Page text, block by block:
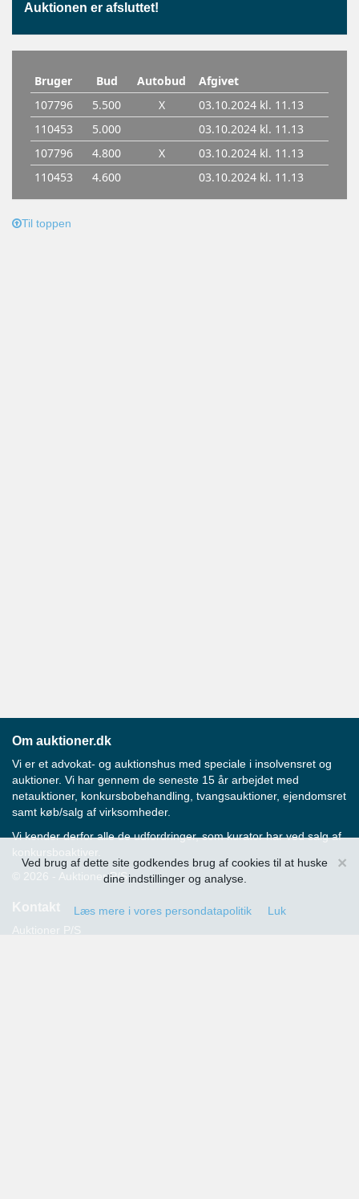
×
Ved brug af dette site godkendes brug af cookies til at huske
dine indstillinger og analyse.
Læs mere i vores persondatapolitik Luk
Auktionen er afsluttet!
Til toppen
Om auktioner.dk
Vi er et advokat- og auktionshus med speciale i insolvensret og
auktioner. Vi har gennem de seneste 15 år arbejdet med
netauktioner, konkursbobehandling, tvangsauktioner, ejendomsret
samt køb/salg af virksomheder.
Vi kender derfor alle de udfordringer, som kurator har ved salg af
konkursboaktiver.
© 2026 - Auktioner P/S
Kontakt
Auktioner P/S